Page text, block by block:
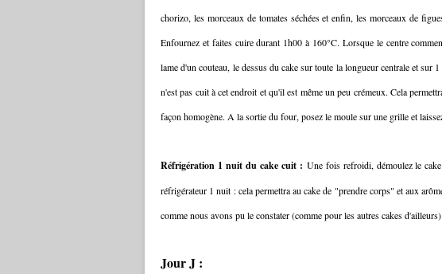
chorizo, les morceaux de tomates séchées et enfin, les morceaux de
Enfournez et faites cuire durant 1h00 à 160°C. Lorsque le centre
lame d'un couteau, le dessus du cake sur toute la longueur centrale et sur
n'est pas cuit à cet endroit et qu'il est même un peu crémeux. Cela
façon homogène. A la sortie du four, posez le moule sur une grille et
Réfrigération 1 nuit du cake cuit : Une fois refroidi, démoulez le
réfrigérateur 1 nuit : cela permettra au cake de "prendre corps" et aux
comme nous avons pu le constater (comme pour les autres cakes
Jour J :